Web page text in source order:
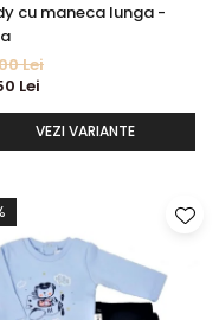
cu maneca lunga -
Lei
Lei
VEZI VARIANTE